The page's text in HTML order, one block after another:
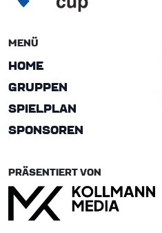
MENÜ
HOME
GRUPPEN
SPIELPLAN
SPONSOREN
PRÄSENTIERT VON